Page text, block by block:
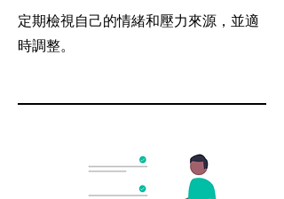
定期檢視自己的情緒和壓力來源，並適
時調整。